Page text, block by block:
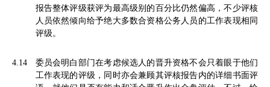
报告整体评级获评为最高级别的百分比仍然偏高，不少评核
人员依然倾向给予绝大多数合资格公务人员的工作表现相同
评级。
4.14
委员会明白部门在考虑候选人的晋升资格不会只着眼于他们
工作表现的评级，同时亦会兼顾其评核报告内的详细书面评